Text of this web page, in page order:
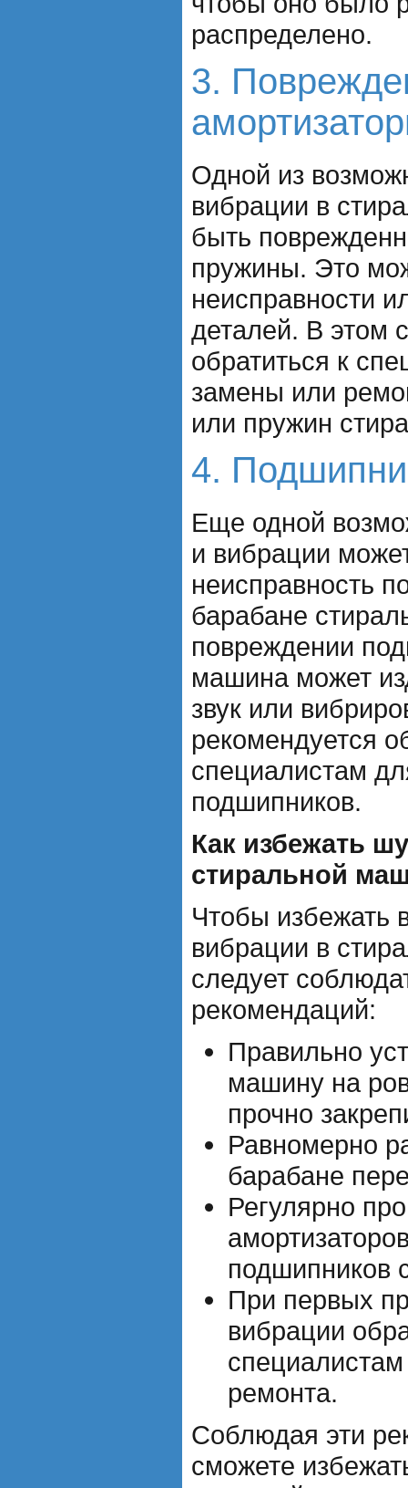
распределено.
3.
Одной из
вибрации в
быть
пружины. Это
неисправности
деталей. В этом
обратиться к
замены или
или пружин
4.
Еще одной
и вибрации
неисправность
барабане
повреждении
машина может
звук или
рекомендуется
специалистам
подшипников.
Как избежать
стиральной
Чтобы избежать
вибрации в
следует
рекомендаций:
Правильно
машину на
прочно
Равномерно
барабане
Регулярно
подшипников
При первых
вибрации
ремонта.
Соблюдая эти
сможете